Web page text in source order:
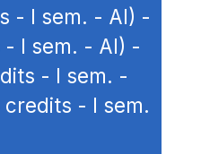
- I sem. - AI) -
- I sem. - AI) -
- I sem. -
credits - I sem.